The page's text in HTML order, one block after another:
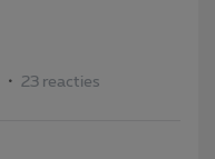
23 reacties